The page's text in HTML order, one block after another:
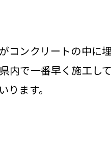
ンクリートの中に
で一番早く施工して
ます。